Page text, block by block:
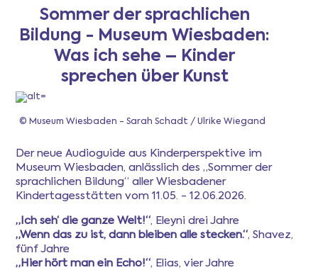
Newsletter
Anmeldung
Mitgliederbereich
Ferientipps
FAQ
Sommer der sprachlichen
Bildung - Museum Wiesbaden:
Was ich sehe – Kinder
sprechen über Kunst
© Museum Wiesbaden - Sarah Schadt / Ulrike Wiegand
Der neue Audioguide aus Kinderperspektive im
Museum Wiesbaden, anlässlich des „Sommer der
sprachlichen Bildung“ aller Wiesbadener
Kindertagesstätten vom 11.05. - 12.06.2026.
„Ich seh‘ die ganze Welt!“, Eleyni drei Jahre
„Wenn das zu ist, dann bleiben alle stecken.“, Shavez,
fünf Jahre
„Hier hört man ein Echo!“, Elias, vier Jahre